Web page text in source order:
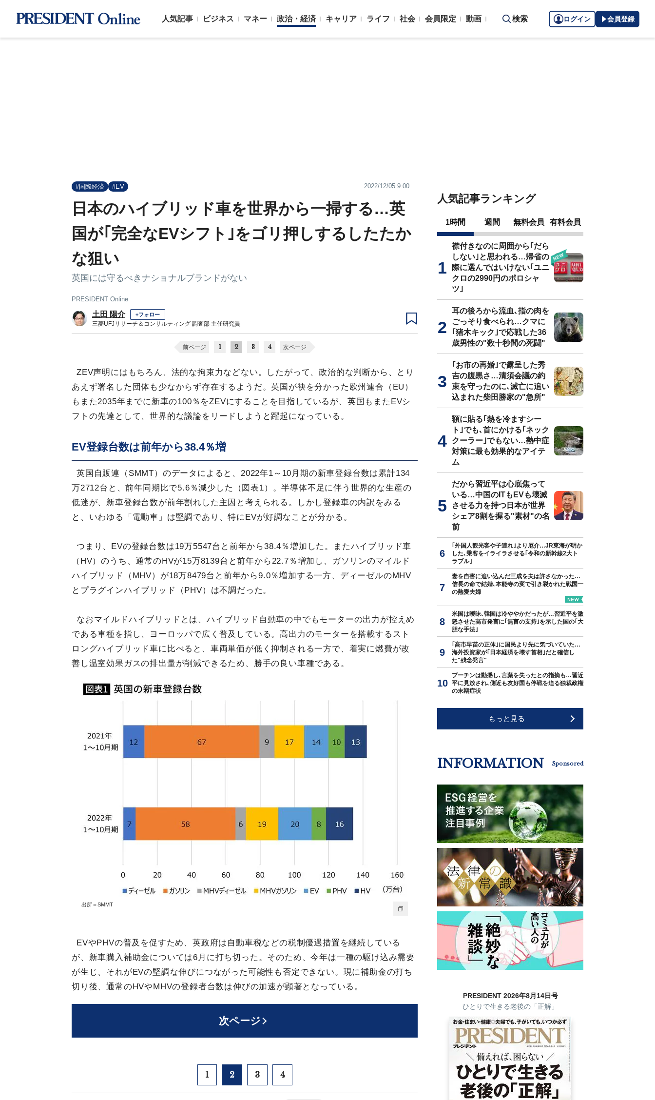
人気記事 ビジネス マネー 政治・経済 キャリア ライフ 社会 会員限定 動画 検索 ログイン 会員登録
#国際経済 #EV 2022/12/05 9:00
日本のハイブリッド車を世界から一掃する…英
国が｢完全なEVシフト｣をゴリ押しするしたたか
な狙い
英国には守るべきナショナルブランドがない
PRESIDENT Online
土田 陽介 +フォロー
三菱UFJリサーチ＆コンサルティング 調査部 主任研究員
前ページ 1 2 3 4 次ページ
ZEV声明にはもちろん、法的な拘束力などない。したがって、政治的な判断から、とり
あえず署名した団体も少なからず存在するようだ。英国が袂を分かった欧州連合（EU）
もまた2035年までに新車の100％をZEVにすることを目指しているが、英国もまたEVシ
フトの先達として、世界的な議論をリードしようと躍起になっている。
EV登録台数は前年から38.4％増
英国自販連（SMMT）のデータによると、2022年1～10月期の新車登録台数は累計134
万2712台と、前年同期比で5.6％減少した（図表1）。半導体不足に伴う世界的な生産の
低迷が、新車登録台数が前年割れした主因と考えられる。しかし登録車の内訳をみる
と、いわゆる「電動車」は堅調であり、特にEVが好調なことが分かる。
つまり、EVの登録台数は19万5547台と前年から38.4％増加した。またハイブリッド車
（HV）のうち、通常のHVが15万8139台と前年から22.7％増加し、ガソリンのマイルド
ハイブリッド（MHV）が18万8479台と前年から9.0％増加する一方、ディーゼルのMHV
とプラグインハイブリッド（PHV）は不調だった。
なおマイルドハイブリッドとは、ハイブリッド自動車の中でもモーターの出力が控えめ
である車種を指し、ヨーロッパで広く普及している。高出力のモーターを搭載するスト
ロングハイブリッド車に比べると、車両単価が低く抑制される一方で、着実に燃費が改
善し温室効果ガスの排出量が削減できるため、勝手の良い車種である。
出所＝SMMT
EVやPHVの普及を促すため、英政府は自動車税などの税制優遇措置を継続している
が、新車購入補助金については6月に打ち切った。そのため、今年は一種の駆け込み需要
が生じ、それがEVの堅調な伸びにつながった可能性も否定できない。現に補助金の打ち
切り後、通常のHVやMHVの登録者台数は伸びの加速が顕著となっている。
次ページ
1 2 3 4
人気記事ランキング
1時間 週間 無料会員 有料会員
襟付きなのに周囲から｢だら
しない｣と思われる…帰省の
際に選んではいけない｢ユニ
クロの2990円のポロシャ
ツ｣
耳の後ろから流血､指の肉を
ごっそり食べられ…クマに
｢猪木キック｣で応戦した36
歳男性の"数十秒間の死闘"
｢お市の再婚｣で露呈した秀
吉の腹黒さ…清須会議の約
束を守ったのに､滅亡に追い
込まれた柴田勝家の"急所"
額に貼る｢熱を冷ますシー
ト｣でも､首にかける｢ネック
クーラー｣でもない…熱中症
対策に最も効果的なアイテ
ム
だから習近平は心底焦って
いる…中国のITもEVも壊滅
させる力を持つ日本が世界
シェア8割を握る"素材"の名
前
｢外国人観光客や子連れ｣より厄介…JR東海が明か
した､乗客をイライラさせる｢令和の新幹線2大ト
ラブル｣
妻を自害に追い込んだ三成を夫は許さなかった…
信長の命で結婚､本能寺の変で引き裂かれた戦国一
の熱愛夫婦
米国は曖昧､韓国は冷ややかだったが…習近平を激
怒させた高市発言に｢無言の支持｣を示した国の｢大
胆な手法｣
｢高市早苗の正体｣に国民より先に気づいていた…
海外投資家が｢日本経済を壊す首相｣だと確信し
た"残念発言"
プーチンは動揺し､言葉を失ったとの指摘も…習近
平に見放され､側近も友好国も停戦を迫る独裁政権
の末期症状
もっと見る
INFORMATION Sponsored
PRESIDENT 2026年8月14日号
ひとりで生きる老後の「正解」